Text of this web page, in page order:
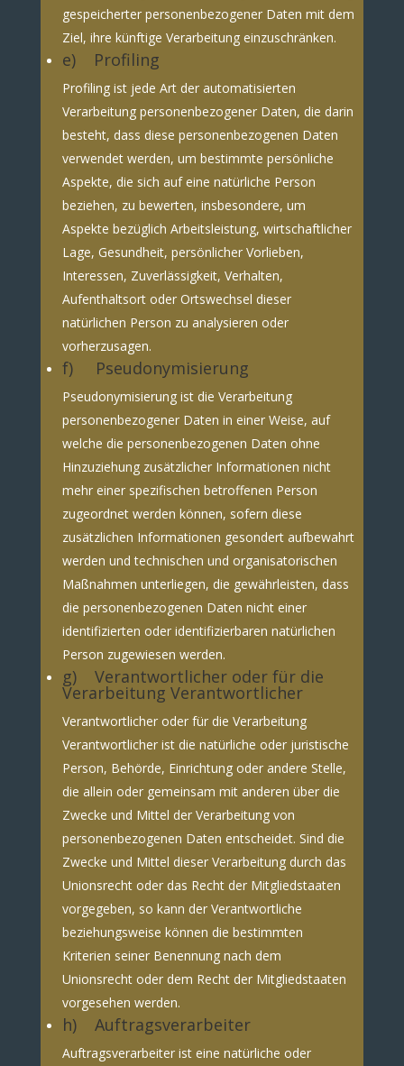
gespeicherter personenbezogener Daten mit dem
Ziel, ihre künftige Verarbeitung einzuschränken.
e) Profiling
Profiling ist jede Art der automatisierten
Verarbeitung personenbezogener Daten, die darin
besteht, dass diese personenbezogenen Daten
verwendet werden, um bestimmte persönliche
Aspekte, die sich auf eine natürliche Person
beziehen, zu bewerten, insbesondere, um
Aspekte bezüglich Arbeitsleistung, wirtschaftlicher
Lage, Gesundheit, persönlicher Vorlieben,
Interessen, Zuverlässigkeit, Verhalten,
Aufenthaltsort oder Ortswechsel dieser
natürlichen Person zu analysieren oder
vorherzusagen.
f) Pseudonymisierung
Pseudonymisierung ist die Verarbeitung
personenbezogener Daten in einer Weise, auf
welche die personenbezogenen Daten ohne
Hinzuziehung zusätzlicher Informationen nicht
mehr einer spezifischen betroffenen Person
zugeordnet werden können, sofern diese
zusätzlichen Informationen gesondert aufbewahrt
werden und technischen und organisatorischen
Maßnahmen unterliegen, die gewährleisten, dass
die personenbezogenen Daten nicht einer
identifizierten oder identifizierbaren natürlichen
Person zugewiesen werden.
g) Verantwortlicher oder für die
Verarbeitung Verantwortlicher
Verantwortlicher oder für die Verarbeitung
Verantwortlicher ist die natürliche oder juristische
Person, Behörde, Einrichtung oder andere Stelle,
die allein oder gemeinsam mit anderen über die
Zwecke und Mittel der Verarbeitung von
personenbezogenen Daten entscheidet. Sind die
Zwecke und Mittel dieser Verarbeitung durch das
Unionsrecht oder das Recht der Mitgliedstaaten
vorgegeben, so kann der Verantwortliche
beziehungsweise können die bestimmten
Kriterien seiner Benennung nach dem
Unionsrecht oder dem Recht der Mitgliedstaaten
vorgesehen werden.
h) Auftragsverarbeiter
Auftragsverarbeiter ist eine natürliche oder